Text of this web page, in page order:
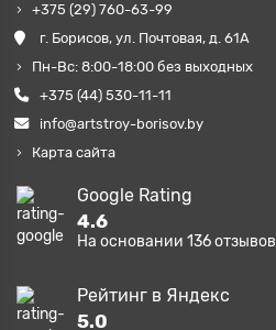
+375 (29) 760-63-99
г. Борисов, ул. Почтовая, д. 61А
Пн-Вс: 8:00-18:00 без выходных
+375 (44) 530-11-11
info@artstroy-borisov.by
Карта сайта
Google Rating
4.6
На основании 136отзывов
Рейтинг в Яндекс
5.0